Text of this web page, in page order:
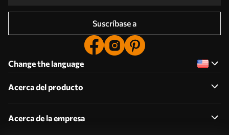
Suscríbase a
Change the language
Acerca del producto
Acerca de la empresa